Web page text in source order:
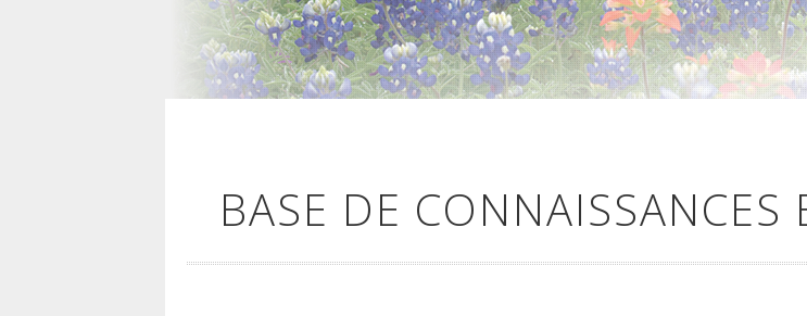
BASE DE CONNAISSANCES